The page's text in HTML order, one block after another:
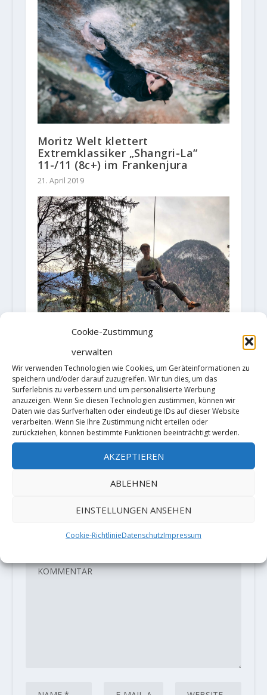
Cookie-Zustimmung
verwalten
Wir verwenden Technologien wie Cookies, um Geräteinformationen zu
speichern und/oder darauf zuzugreifen. Wir tun dies, um das
Surferlebnis zu verbessern und um personalisierte Werbung
anzuzeigen. Wenn Sie diesen Technologien zustimmen, können wir
Daten wie das Surfverhalten oder eindeutige IDs auf dieser Website
verarbeiten. Wenn Sie Ihre Zustimmung nicht erteilen oder
zurückziehen, können bestimmte Funktionen beeinträchtigt werden.
AKZEPTIEREN
ABLEHNEN
EINSTELLUNGEN ANSEHEN
Cookie-RichtlinieDatenschutzImpressum
Moritz Welt klettert
Extremklassiker „Shangri-La“
11-/11 (8c+) im Frankenjura
21. April 2019
Roland Hemetzberger punktet
„Neuron“ 9a+
21. November 2020
Deine E-Mail-Adresse wird nicht
sind mit*markiert